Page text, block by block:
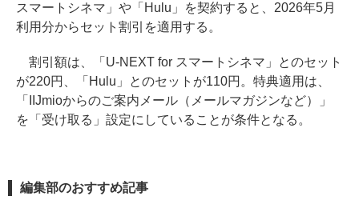
スマートシネマ」や「Hulu」を契約すると、2026年5月
利用分からセット割引を適用する。
割引額は、「U-NEXT for スマートシネマ」とのセット
が220円、「Hulu」とのセットが110円。特典適用は、
「IIJmioからのご案内メール（メールマガジンなど）」
を「受け取る」設定にしていることが条件となる。
編集部のおすすめ記事